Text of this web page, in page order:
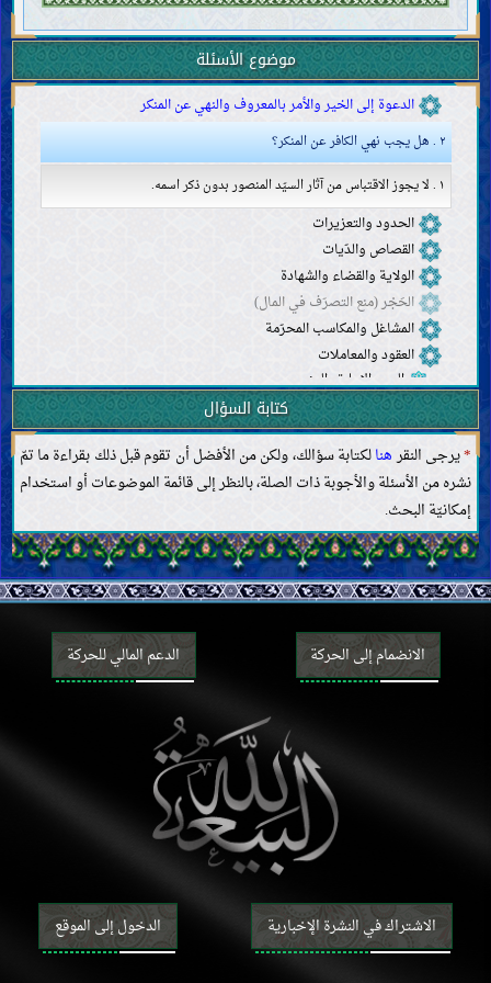
موضوع الأسئلة
النذر والعهد واليمين
الحجّ والعمرة والزيارة
الجهاد والدفاع والهجرة
الدعوة إلى الخير والأمر بالمعروف والنهي عن المنكر
٢ . هل يجب نهي الكافر عن المنكر؟
١ . لا يجوز الاقتباس من آثار السيّد المنصور بدون ذكر اسمه.
الحدود والتعزيرات
القصاص والدّيات
الولاية والقضاء والشهادة
الحَجْر (منع التصرّف في المال)
المشاغل والمكاسب المحرّمة
العقود والمعاملات
البيع والإجارة والرهن
الهبة والوديعة والعارية والقرض والحوالة
المضاربة والمزارعة والمساقاة والشركة والصلح
الضمان والكفالة والوكالة
النكاح والحجاب والعلاقات الجنسيّة
الرضاعة والحضانة وتربية الأطفال
الطلاق واللعان والإيلاء والعدّة
الوصيّة والإرث
الأموات
القضايا المستحدثة
كتابة السؤال
*يرجى النقرهنالكتابة سؤالك، ولكن من الأفضل أن تقوم قبل ذلك بقراءة ما تمّ
نشره من الأسئلة والأجوبة ذات الصلة، بالنظر إلى قائمة الموضوعات أو استخدام
إمكانيّة البحث.
الانضمام إلى الحركة الدعم المالي للحركة
الاشتراك في النشرة الإخبارية الدخول إلى الموقع